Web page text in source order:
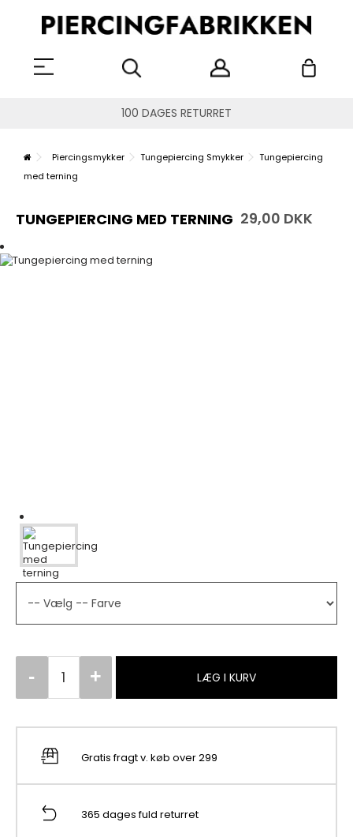
100 DAGES RETURRET
Piercingsmykker Tungepiercing Smykker
Tungepiercing
med terning
TUNGEPIERCING MED TERNING 29,00 DKK
LÆG I KURV
Gratis fragt v. køb over 299
365 dages fuld returret